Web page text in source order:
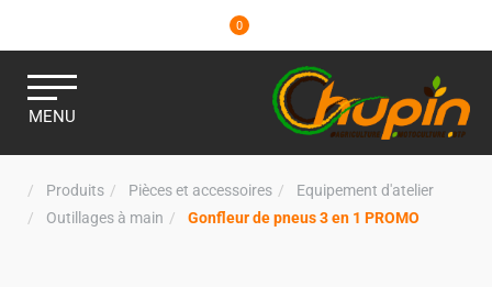
0
MENU
Produits Pièces et accessoires
Equipement d'atelier
Outillages à main
Gonfleur de pneus 3 en 1 PROMO